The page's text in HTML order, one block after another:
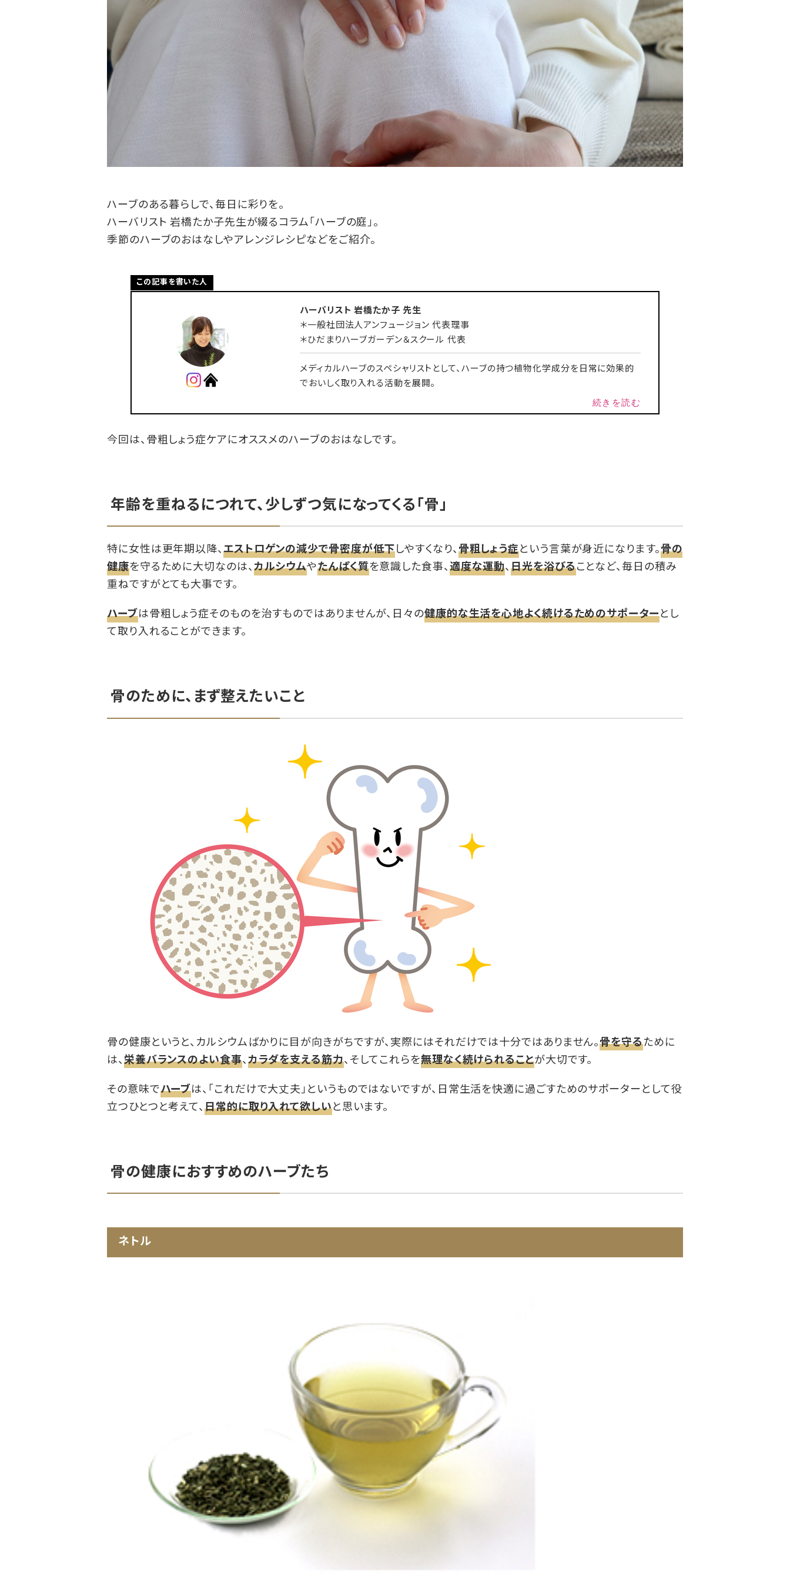
ハーブのある暮らしで、毎日に彩りを。
ハーバリスト 岩橋たか子先生が綴るコラム「ハーブの庭」。
季節のハーブのおはなしやアレンジレシピなどをご紹介。
この記事を書いた人
ハーバリスト 岩橋たか子 先生
＊一般社団法人アンフュージョン 代表理事
＊ひだまりハーブガーデン＆スクール 代表
メディカルハーブのスペシャリストとして、ハーブの持つ植物化学成分を日常に効果的
でおいしく取り入れる活動を展開。
続きを読む
今回は、骨粗しょう症ケアにオススメのハーブのおはなしです。
年齢を重ねるにつれて、少しずつ気になってくる「骨」
特に女性は更年期以降、 エストロゲンの減少で骨密度が低下しやすくなり、 骨粗しょう症という言葉が身近になります。骨の
健康を守るために大切なのは、 カルシウムやたんぱく質を意識した食事、 適度な運動、日光を浴びることなど、毎日の積み
重ねですがとても大事です。
ハーブは骨粗しょう症そのものを治すものではありませんが、日々の健康的な生活を心地よく続けるためのサポーターとし
て取り入れることができます。
骨のために、まず整えたいこと
骨の健康というと、カルシウムばかりに目が向きがちですが、実際にはそれだけでは十分ではありません。骨を守るために
は、 栄養バランスのよい食事、 カラダを支える筋力、そしてこれらを無理なく続けられることが大切です。
その意味でハーブは、「これだけで大丈夫」というものではないですが、日常生活を快適に過ごすためのサポーターとして役
立つひとつと考えて、 日常的に取り入れて欲しいと思います。
骨の健康におすすめのハーブたち
ネトル